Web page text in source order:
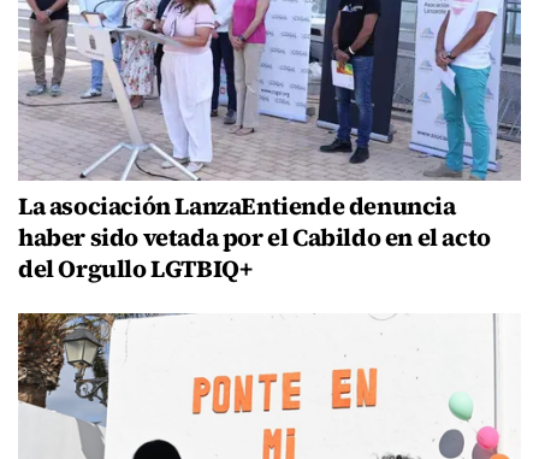
La asociación LanzaEntiende denuncia
haber sido vetada por el Cabildo en el acto
del Orgullo LGTBIQ+